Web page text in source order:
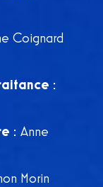
Coignard
:
: Anne
Morin